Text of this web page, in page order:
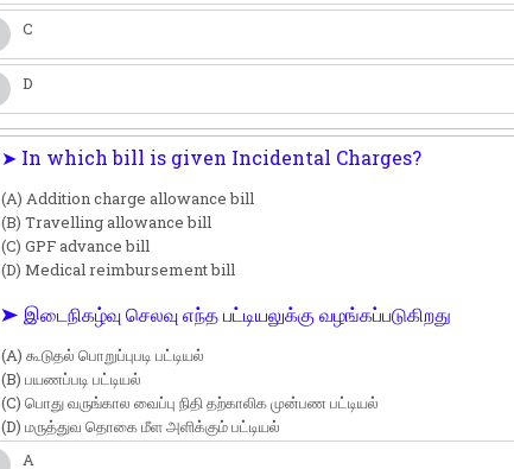
C
D
➤ In which bill is given Incidental Charges?
(A) Addition charge allowance bill
(B) Travelling allowance bill
(C) GPF advance bill
(D) Medical reimbursement bill
➤ இடைநிகழ்வு செலவு எந்த பட்டியலுக்கு வழங்கப்படுகிறது
(A) கூடுதல் பொறுப்புபடி பட்டியல்
(B) பயணப்படி பட்டியல்
(C) பொது வருங்கால வைப்பு நிதி தற்காலிக முன்பண பட்டியல்
(D) மருத்துவ தொகை மீள அளிக்கும் பட்டியல்
A